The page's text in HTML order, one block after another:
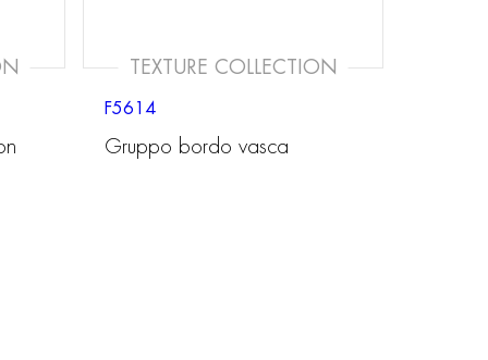
TEXTURE COLLECTION
F5614
Gruppo bordo vasca